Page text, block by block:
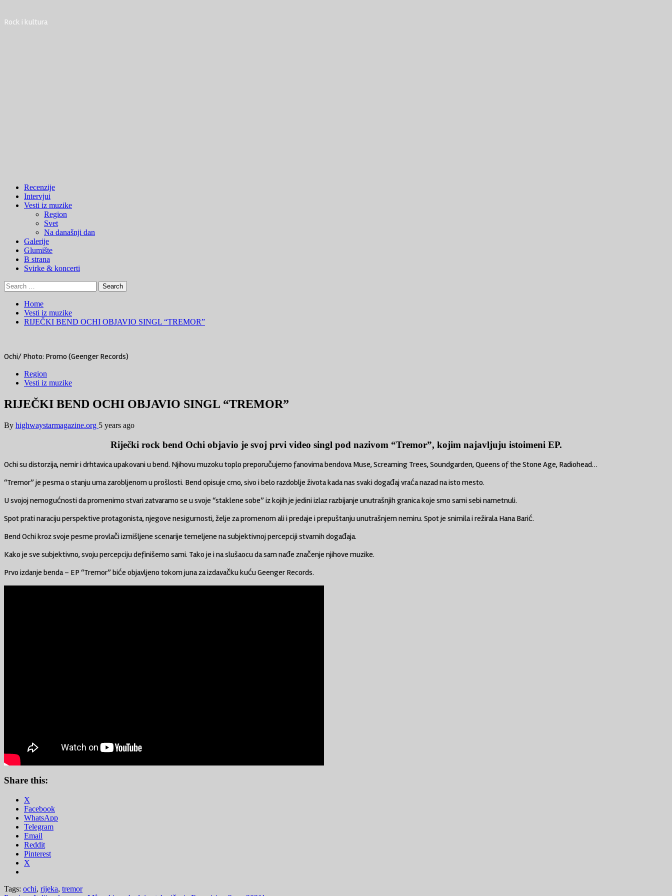
Rock i kultura
Primary
Menu
Recenzije
Intervjui
Vesti iz muzike
Region
Svet
Na današnji dan
Galerije
Glumište
B strana
Svirke & koncerti
Search
for:
Home
Vesti iz muzike
RIJEČKI BEND OCHI OBJAVIO SINGL “TREMOR”
Ochi/ Photo: Promo (Geenger Records)
Region
Vesti iz muzike
RIJEČKI BEND OCHI OBJAVIO SINGL “TREMOR”
By highwaystarmagazine.org 5 years ago
Riječki rock bend Ochi objavio je svoj prvi video singl pod nazivom “Tremor”, kojim najavljuju istoimeni EP.
Ochi su distorzija, nemir i drhtavica upakovani u bend. Njihovu muzoku toplo preporučujemo fanovima bendova Muse, Screaming Trees, Soundgarden, Queens of the Stone Age, Radiohead…
“Tremor” je pesma o stanju uma zarobljenom u prošlosti. Bend opisuje crno, sivo i belo razdoblje života kada nas svaki događaj vraća nazad na isto mesto.
U svojoj nemogućnosti da promenimo stvari zatvaramo se u svoje “staklene sobe” iz kojih je jedini izlaz razbijanje unutrašnjih granica koje smo sami sebi nametnuli.
Spot prati naraciju perspektive protagonista, njegove nesigurnosti, želje za promenom ali i predaje i prepuštanju unutrašnjem nemiru. Spot je snimila i režirala Hana Barić.
Bend Ochi kroz svoje pesme provlači izmišljene scenarije temeljene na subjektivnoj percepciji stvarnih događaja.
Kako je sve subjektivno, svoju percepciju definišemo sami. Tako je i na slušaocu da sam nađe značenje njihove muzike.
Prvo izdanje benda – EP “Tremor” biće objavljeno tokom juna za izdavačku kuću Geenger Records.
Share this:
X
Facebook
WhatsApp
Telegram
Email
Reddit
Pinterest
X
Tags: ochi, rijeka, tremor